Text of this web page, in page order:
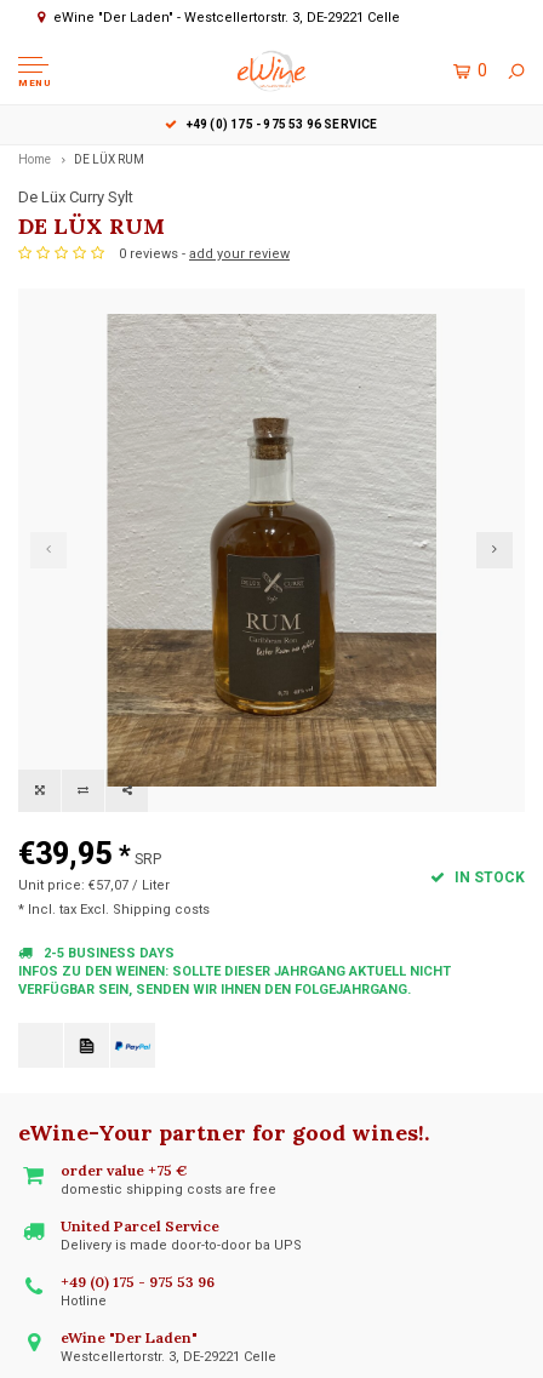
eWine "Der Laden" - Westcellertorstr. 3, DE-29221 Celle
MENU
0
+49 (0) 175 - 975 53 96 SERVICE
Home DE LÜX RUM
De Lüx Curry Sylt
DE LÜX RUM
0 reviews - add your review
€39,95 * SRP
Unit price: €57,07 / Liter
* Incl. tax Excl. Shipping costs
IN STOCK
2-5 BUSINESS DAYS
INFOS ZU DEN WEINEN: SOLLTE DIESER JAHRGANG AKTUELL NICHT
VERFÜGBAR SEIN, SENDEN WIR IHNEN DEN FOLGEJAHRGANG.
eWine-Your partner for good wines!.
order value +75 €
domestic shipping costs are free
United Parcel Service
Delivery is made door-to-door ba UPS
+49 (0) 175 - 975 53 96
Hotline
eWine "Der Laden"
Westcellertorstr. 3, DE-29221 Celle